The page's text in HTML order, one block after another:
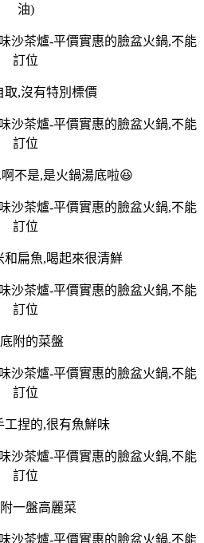
油)
取,沒有特別標價
不是,是火鍋湯底啦😆
和扁魚,喝起來很清鮮
附的菜盤
工捏的,很有魚鮮味
一盤高麗菜